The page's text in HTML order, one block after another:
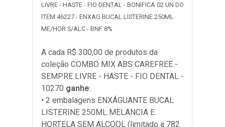
LIVRE - HASTE - FIO DENTAL - BONIFICA 02 UN DO
ITEM 46227 - ENXAG BUCAL LISTERINE 250ML
ME/HOR S/ALC - BNF 8%
A cada R$ 300,00 de produtos da
coleção COMBO MIX ABS CAREFREE -
SEMPRE LIVRE - HASTE - FIO DENTAL -
10270 ganhe:
• 2 embalagens ENXÁGUANTE BUCAL
LISTERINE 250ML MELANCIA E
HORTELA SEM ALCOOL (limitado a 782